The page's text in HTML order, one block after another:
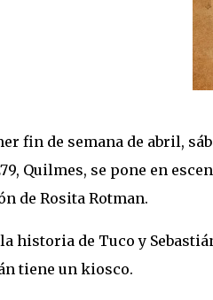
fin de semana de abril,
Quilmes, se pone en
de Rosita Rotman.
historia de Tuco y
tiene un kiosco.